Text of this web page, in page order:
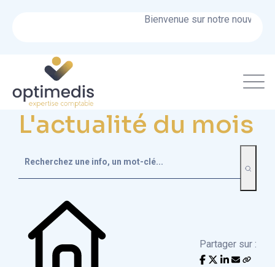
Bienvenue sur notre nouveau
L'actualité du mois
Partager sur :